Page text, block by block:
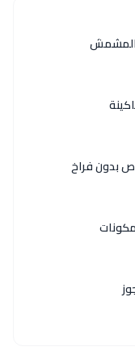
المشمش
بدون فراخ